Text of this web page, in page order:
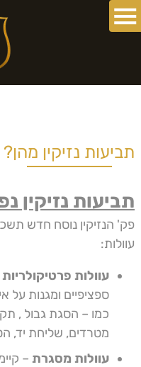
תביעות נזיקין מהן?
תביעות נזיקין
עוולות:
עוולות פרטיקולריות
ספציפיים ומגנות על
כמו – הסגת גבול ,
מטרדים, שליחת יד,
עוולות מסגרת–